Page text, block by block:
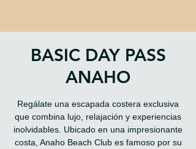
BASIC DAY PASS
ANAHO
Regálate una escapada costera exclusiva
que combina lujo, relajación y experiencias
inolvidables. Ubicado en una impresionante
costa, Anaho Beach Club es famoso por su